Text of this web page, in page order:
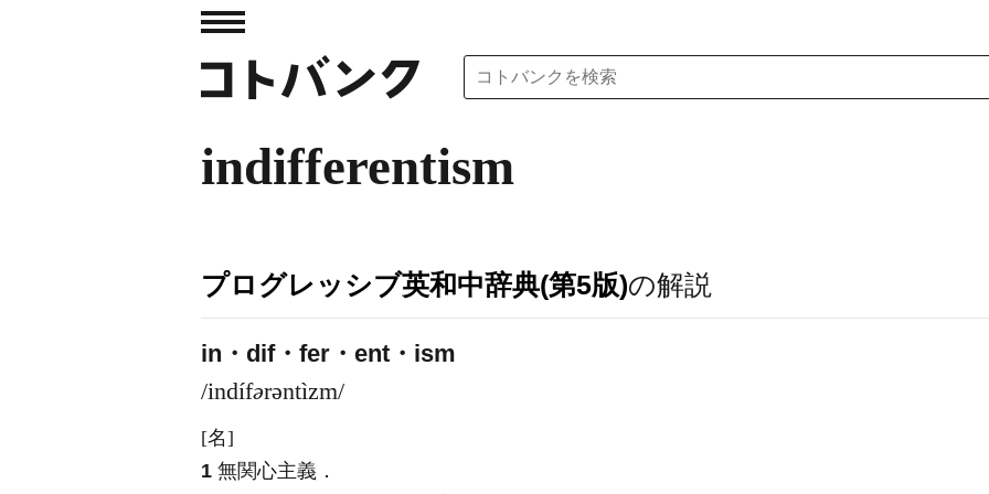
indifferentism
プログレッシブ英和中辞典(第5版)の解説
in・dif・fer・ent・ism
/indífərəntìzm/
[名]
1 無関心主義 ．